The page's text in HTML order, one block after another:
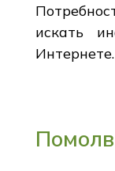
искать
Интернете.